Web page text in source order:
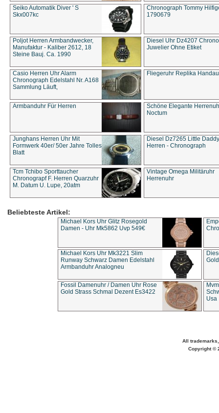
Seiko Automatik Diver ' S
Skx007kc
Chronograph Tommy
1790679
Poljot Herren Armbandwecker,
Manufaktur - Kaliber 2612, 18
Steine Bauj. Ca. 1990
Diesel Uhr Dz4207
Juwelier Ohne Etiket
Casio Herren Uhr Alarm
Chronograph Edelstahl Nr. A168
Sammlung Läuft,
Fliegeruhr Replika
Armbanduhr Für Herren
Schöne Elegante
Noctum
Junghans Herren Uhr Mit
Formwerk 40er/ 50er Jahre Tolles
Blatt
Diesel Dz7265 Little Daddy
Herren - Chronograph
Tcm Tchibo Sporttaucher
Chronograpf F. Herren Quarzuhr
M. Datum U. Lupe, 20atm
Vintage Omega Militäruhr
Herrenuhr
Beliebteste Artikel:
Michael Kors Uhr Glitz Rosegold
Damen - Uhr Mk5862 Uvp 549€
Michael Kors Uhr Mk3221 Slim
Runway Schwarz Damen Edelstahl
Armbanduhr Analogneu
Fossil Damenuhr / Damen Uhr Rose
Gold Strass Schmal Dezent Es3422
Usa
All
Copyright ©